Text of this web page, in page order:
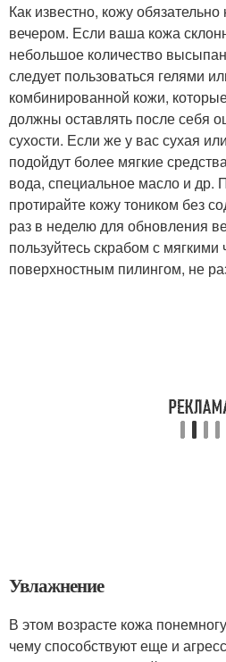
Как известно, кожу
вечером. Если ваша кожа
небольшое количество
следует пользоваться гелями
комбинированной кожи,
должны оставлять после себя
сухости. Если же у вас сухая
подойдут более мягкие
вода, специальное масло и др.
протирайте кожу тоником без
раз в неделю для обновления
пользуйтесь скрабом с мягкими
поверхностным пилингом, не
Увлажнение
В этом возрасте кожа
чему способствуют еще и